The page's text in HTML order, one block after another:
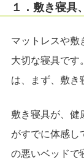
１．敷き寝具
マットレスや敷
大切な寝具です
は、まず、敷き
敷き寝具が、健
がすでに体感し
の悪いベッドで